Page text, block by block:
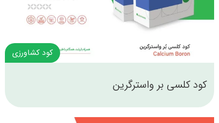
کود کشاورزی
کود کلسی بر واسترگرین